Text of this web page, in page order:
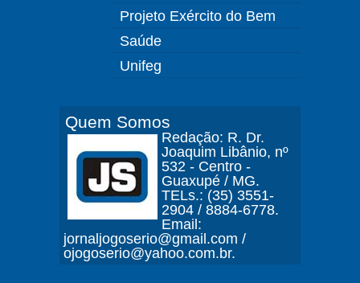
Projeto Exército do Bem
Saúde
Unifeg
Quem Somos
Redação: R. Dr.
Joaquim Libânio, nº
532 - Centro -
Guaxupé / MG.
TELs.: (35) 3551-
2904 / 8884-6778.
Email:
jornaljogoserio@gmail.com /
ojogoserio@yahoo.com.br.